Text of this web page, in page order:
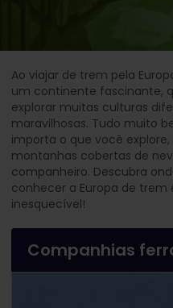
Ao viajar de trem pela
um continente fascinante,
explorar muitas culturas
maravilhosas. Tudo muito
importa o que você
montanhas cobertas de
companheiro. Descubra
conhecer a Europa de trem
inesquecível!
Companhias